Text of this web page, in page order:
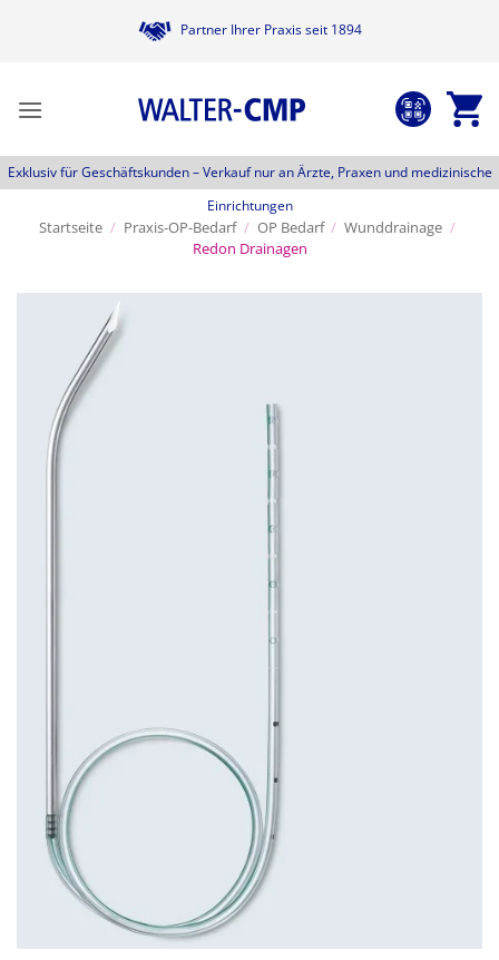
Partner Ihrer Praxis seit 1894
Exklusiv für Geschäftskunden –Verkauf nur an Ärzte, Praxen und medizinische
Einrichtungen
Startseite / Praxis-OP-Bedarf / OP Bedarf / Wunddrainage /
Redon Drainagen